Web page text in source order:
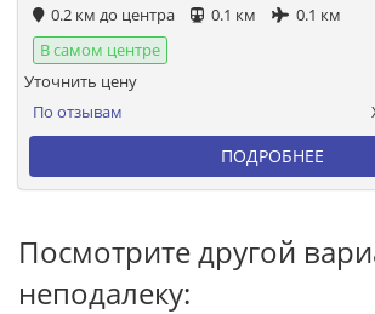
0.2 км до центра 0.1 км
0.1 км
В самом центре
По отзывам
Уточнить цену
ПОДРОБНЕЕ
Посмотрите другой
неподалеку: